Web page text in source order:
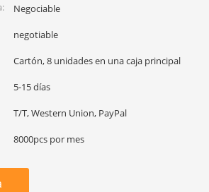
Negociable
negotiable
Cartón, 8 unidades en una caja principal
5-15 días
T/T, Western Union, PayPal
8000pcs por mes